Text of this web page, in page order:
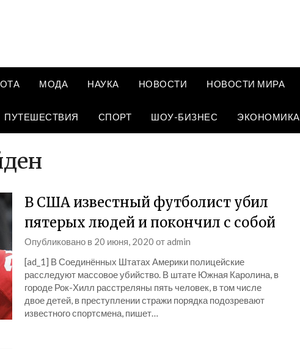
МОДА НАУКА НОВОСТИ НОВОСТИ МИРА
ПУТЕШЕСТВИЯ СПОРТ ШОУ-БИЗНЕС ЭКОНОМИКА
В США известный футболист убил
пятерых людей и покончил с собой
Опубликовано в 20 июня, 2020 отadmin
[ad_1] В Соединённых Штатах Америки полицейские
расследуют массовое убийство. В штате Южная Каролина, в
городе Рок-Хилл расстреляны пять человек, в том числе
двое детей, в преступлении стражи порядка подозревают
известного спортсмена, пишет…